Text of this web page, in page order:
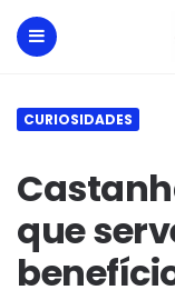
CURIOSIDADES
que